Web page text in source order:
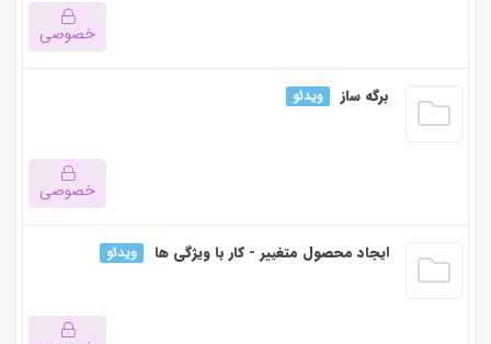
خصوصی
این بخش خصوصی می باشد. برای دسترسی کامل به دروس این
برگه ساز ویدئو
خصوصی
این بخش خصوصی می باشد. برای دسترسی کامل به دروس این
ایجاد محصول متغییر - کار با ویژگی ها ویدئو